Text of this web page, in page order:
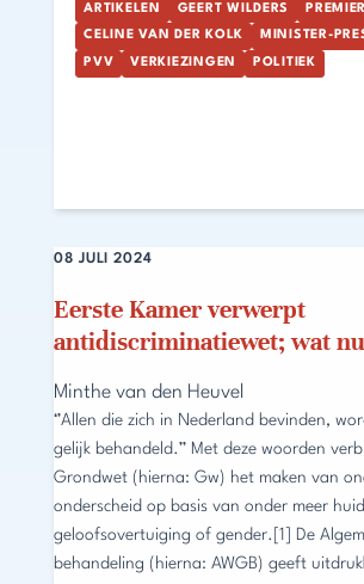
ARTIKELEN GEERT WILDERS PREMIER
CELINE VAN DER KOLK MINISTER-
PVV VERKIEZINGEN POLITIEK
Eerste Kamer verwerpt
antidiscriminatiewet; wat
08 JULI 2024
Minthe van den Heuvel
‘’Allen die zich in Nederland bevinden,
gelijk behandeld.’’ Met deze woorden
Grondwet (hierna: Gw) het maken van
onderscheid op basis van onder meer
geloofsovertuiging of gender.[1] De
behandeling (hierna: AWGB) geeft